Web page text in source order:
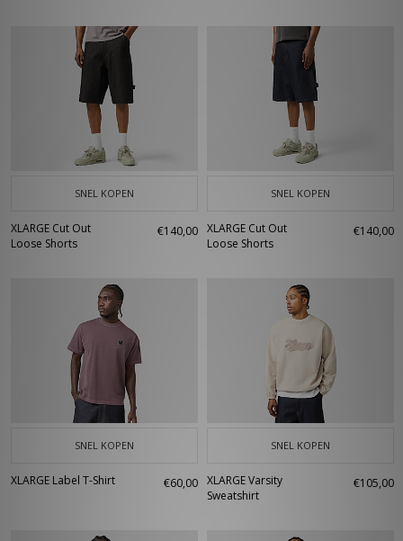
SNEL KOPEN
XLARGE Cut Out
Loose Shorts
€140,00
SNEL KOPEN
XLARGE Cut Out
Loose Shorts
€140,00
SNEL KOPEN
XLARGE Label T-Shirt €60,00
SNEL KOPEN
XLARGE Varsity
Sweatshirt
€105,00